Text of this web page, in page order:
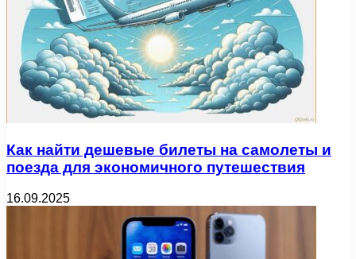
Как найти дешевые билеты на самолеты и
поезда для экономичного путешествия
16.09.2025